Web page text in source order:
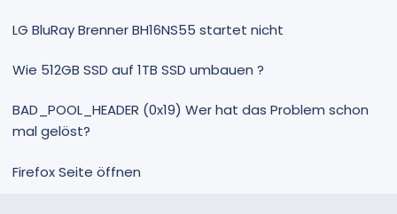
LG BluRay Brenner BH16NS55 startet nicht
Wie 512GB SSD auf 1TB SSD umbauen ?
BAD_POOL_HEADER (0x19) Wer hat das Problem schon
mal gelöst?
Firefox Seite öffnen